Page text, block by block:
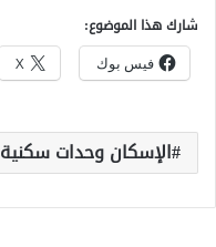
شارك هذا الموضوع:
فيس بوك X
الإسكان وحدات سكنية